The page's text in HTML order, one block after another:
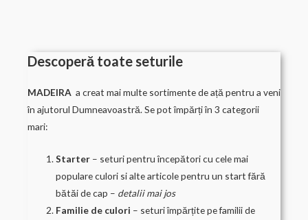
Descoperă toate seturile
MADEIRA a creat mai multe sortimente de ață pentru a veni
în ajutorul Dumneavoastră. Se pot împărți în 3 categorii
mari:
Starter – seturi pentru începători cu cele mai
populare culori si alte articole pentru un start fără
bătăi de cap – detalii mai jos
Familie de culori – seturi împărțite pe familii de